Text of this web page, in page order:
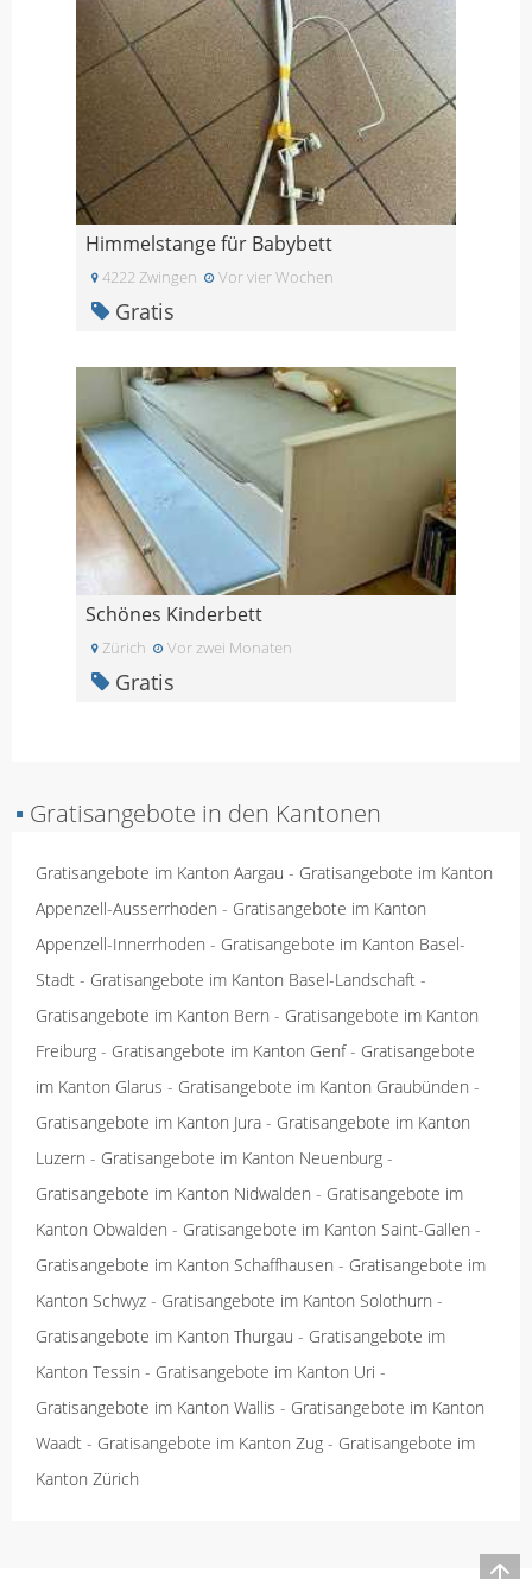
Himmelstange für Babybett
4222 Zwingen Vor vier Wochen
Gratis
Schönes Kinderbett
Zürich Vor zwei Monaten
Gratis
▪ Gratisangebote in den Kantonen
Gratisangebote im Kanton Aargau - Gratisangebote im Kanton
Appenzell-Ausserrhoden - Gratisangebote im Kanton
Appenzell-Innerrhoden - Gratisangebote im Kanton Basel-
Stadt - Gratisangebote im Kanton Basel-Landschaft -
Gratisangebote im Kanton Bern - Gratisangebote im Kanton
Freiburg - Gratisangebote im Kanton Genf- Gratisangebote
im Kanton Glarus - Gratisangebote im Kanton Graubünden -
Gratisangebote im Kanton Jura - Gratisangebote im Kanton
Luzern - Gratisangebote im Kanton Neuenburg -
Gratisangebote im Kanton Nidwalden - Gratisangebote im
Kanton Obwalden - Gratisangebote im Kanton Saint-Gallen -
Gratisangebote im Kanton Schaffhausen - Gratisangebote im
Kanton Schwyz - Gratisangebote im Kanton Solothurn -
Gratisangebote im Kanton Thurgau - Gratisangebote im
Kanton Tessin - Gratisangebote im Kanton Uri -
Gratisangebote im Kanton Wallis - Gratisangebote im Kanton
Waadt - Gratisangebote im Kanton Zug - Gratisangebote im
Kanton Zürich